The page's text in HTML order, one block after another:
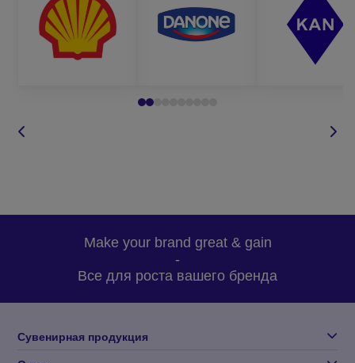
Make your brand great & gain
-
Все для роста вашего бренда
Сувенирная продукция